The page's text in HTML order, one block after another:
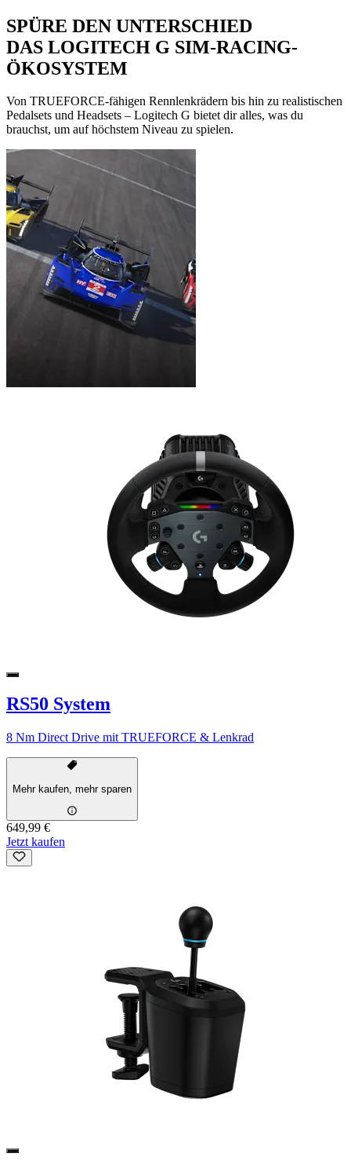
SPÜRE DEN UNTERSCHIED
DAS LOGITECH G SIM-RACING-
ÖKOSYSTEM
Von TRUEFORCE-fähigen Rennlenkrädern bis hin zu realistischen
Pedalsets und Headsets – Logitech G bietet dir alles, was du
brauchst, um auf höchstem Niveau zu spielen.
RS50 System
8 Nm Direct Drive mit TRUEFORCE & Lenkrad
Mehr kaufen, mehr sparen
649,99 €
Jetzt kaufen